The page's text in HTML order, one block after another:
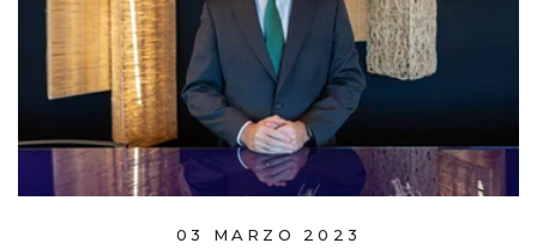
03 MARZO 2023